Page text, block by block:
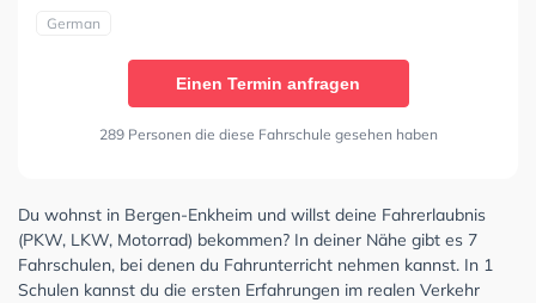
German
Einen Termin anfragen
289 Personen die diese Fahrschule gesehen haben
Du wohnst in Bergen-Enkheim und willst deine Fahrerlaubnis
(PKW, LKW, Motorrad) bekommen? In deiner Nähe gibt es 7
Fahrschulen, bei denen du Fahrunterricht nehmen kannst. In 1
Schulen kannst du die ersten Erfahrungen im realen Verkehr